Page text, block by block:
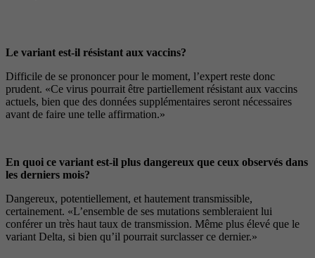
Le variant est-il résistant aux vaccins?
Difficile de se prononcer pour le moment, l’expert reste donc
prudent. «Ce virus pourrait être partiellement résistant aux vaccins
actuels, bien que des données supplémentaires seront nécessaires
avant de faire une telle affirmation.»
En quoi ce variant est-il plus dangereux que ceux observés dans
les derniers mois?
Dangereux, potentiellement, et hautement transmissible,
certainement. «L’ensemble de ses mutations sembleraient lui
conférer un très haut taux de transmission. Même plus élevé que le
variant Delta, si bien qu’il pourrait surclasser ce dernier.»